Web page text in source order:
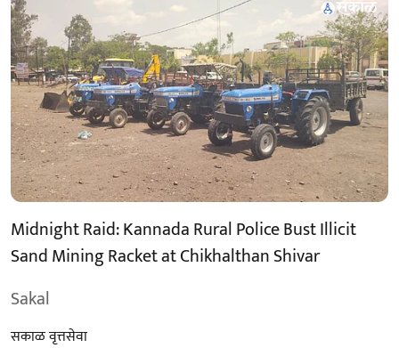
Midnight Raid: Kannada Rural Police Bust Illicit
Sand Mining Racket at Chikhalthan Shivar
Sakal
सकाळ वृत्तसेवा